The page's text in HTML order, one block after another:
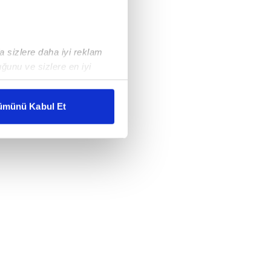
sizlere daha iyi reklam
ve sizlere en iyi
karşılamak
kullanılmaktadır. Bu
sunulması
sizlere yönelik
bilgi için Ayarlar
ve sitemizde ilgili
Kabul Et